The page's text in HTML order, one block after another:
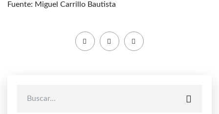
Fuente: Miguel Carrillo Bautista